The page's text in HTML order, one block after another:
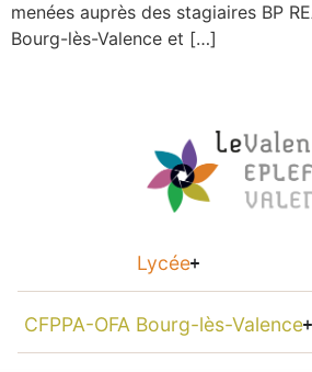
menées auprès des stagiaires BP
Bourg-lès-Valence et […]
Lycée
CFPPA-OFA Bourg-lès-Valence